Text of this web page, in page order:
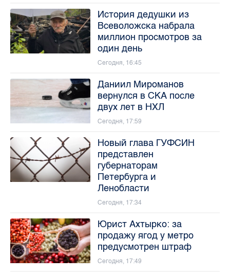
История дедушки из
Всеволожска набрала
миллион просмотров за
один день
Сегодня, 16:45
Даниил Мироманов
вернулся в СКА после
двух лет в НХЛ
Сегодня, 17:59
Новый глава ГУФСИН
представлен
губернаторам
Петербурга и
Ленобласти
Сегодня, 17:34
Юрист Ахтырко: за
продажу ягод у метро
предусмотрен штраф
Сегодня, 17:49